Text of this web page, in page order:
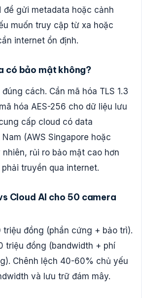
để gửi metadata hoặc cảnh
muốn truy cập từ xa hoặc
internet ổn định.
có bảo mật không?
cách. Cần mã hóa TLS 1.3
hóa AES-256 cho dữ liệu lưu
cấp cloud có data
(AWS Singapore hoặc
nhiên, rủi ro bảo mật cao hơn
truyền qua internet.
Cloud AI cho 50 camera
triệu đồng (phần cứng + bảo trì).
triệu đồng (bandwidth + phí
Chênh lệch 40-60% chủ yếu
và lưu trữ đám mây.